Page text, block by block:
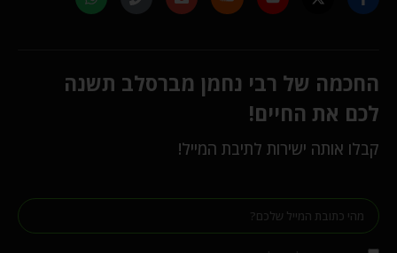
החכמה של רבי נחמן מברסלב תשנה
לכם את החיים!
קבלו אותה ישירות לתיבת המייל!